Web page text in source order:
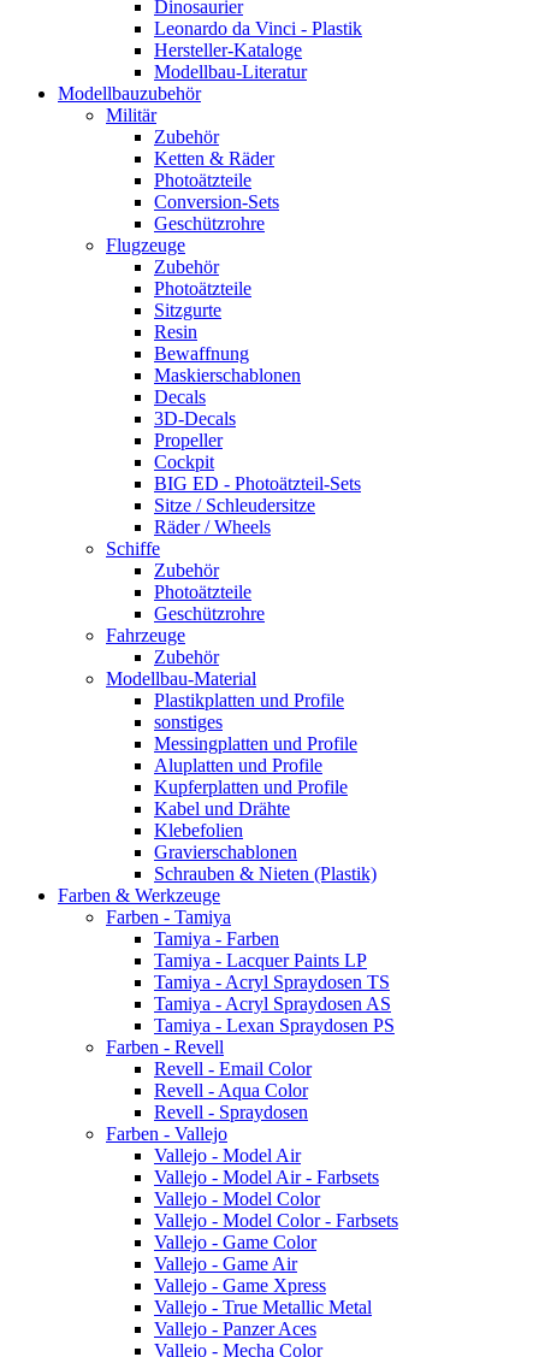
Dinosaurier
Leonardo da Vinci - Plastik
Hersteller-Kataloge
Modellbau-Literatur
Modellbauzubehör
Militär
Zubehör
Ketten & Räder
Photoätzteile
Conversion-Sets
Geschützrohre
Flugzeuge
Zubehör
Photoätzteile
Sitzgurte
Resin
Bewaffnung
Maskierschablonen
Decals
3D-Decals
Propeller
Cockpit
BIG ED - Photoätzteil-Sets
Sitze / Schleudersitze
Räder / Wheels
Schiffe
Zubehör
Photoätzteile
Geschützrohre
Fahrzeuge
Zubehör
Modellbau-Material
Plastikplatten und Profile
sonstiges
Messingplatten und Profile
Aluplatten und Profile
Kupferplatten und Profile
Kabel und Drähte
Klebefolien
Gravierschablonen
Schrauben & Nieten (Plastik)
Farben & Werkzeuge
Farben - Tamiya
Tamiya - Farben
Tamiya - Lacquer Paints LP
Tamiya - Acryl Spraydosen TS
Tamiya - Acryl Spraydosen AS
Tamiya - Lexan Spraydosen PS
Farben - Revell
Revell - Email Color
Revell - Aqua Color
Revell - Spraydosen
Farben - Vallejo
Vallejo - Model Air
Vallejo - Model Air - Farbsets
Vallejo - Model Color
Vallejo - Model Color - Farbsets
Vallejo - Game Color
Vallejo - Game Air
Vallejo - Game Xpress
Vallejo - True Metallic Metal
Vallejo - Panzer Aces
Vallejo - Mecha Color